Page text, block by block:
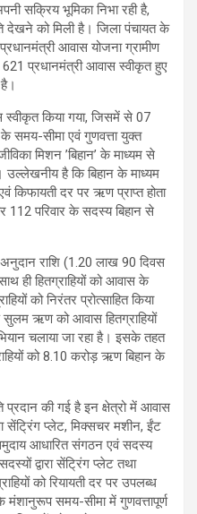
सक्रिय भूमिका निभा रही है,
देखने को मिली है। जिला पंचायत के
आवास योजना ग्रामीण
प्रधानमंत्री आवास स्वीकृत हुए
किया गया, जिसमें से 07
समय-सीमा एवं गुणवत्ता युक्त
मिशन ’बिहान’ के माध्यम से
उल्लेखनीय है कि बिहान के माध्यम
दर पर ऋण प्राप्त होता
परिवार के सदस्य बिहान से
अनुदान राशि (1.20 लाख 90 दिवस
ही हितग्राहियों को आवास के
को निरंतर प्रोत्साहित किया
सुलम ऋण को आवास हितग्राहियों
चलाया जा रहा है। इसके तहत
को 8.10 करोड़ ऋण बिहान के
की गई है इन क्षेत्रो में आवास
सेंट्रिंग प्लेट, मिक्सचर मशीन, ईंट
आधारित संगठन एवं सदस्य
द्वारा सेंट्रिंग प्लेट तथा
को रियायती दर पर उपलब्ध
समय-सीमा में गुणवत्तापूर्ण